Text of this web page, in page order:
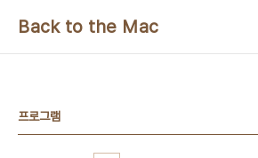
Back to the Mac
프로그램